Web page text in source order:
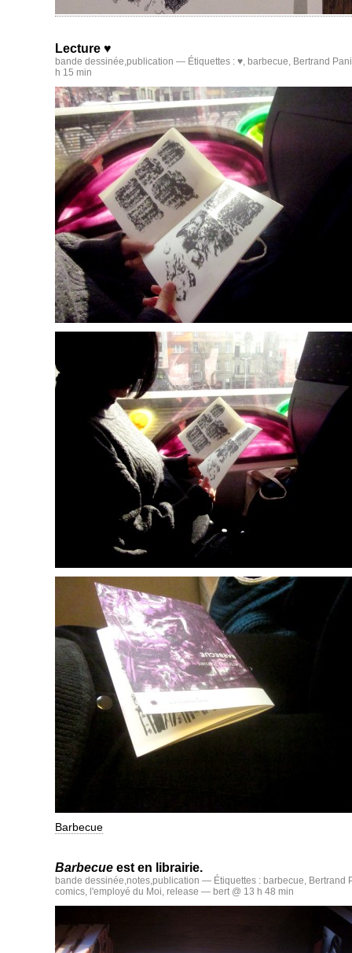
Lecture ♥
bande dessinée,publication — Étiquettes : ♥, barbecue, Bertrand
h 15 min
Barbecue
Barbecue est en librairie.
bande dessinée,notes,publication — Étiquettes : barbecue, Bertrand
comics, l'employé du Moi, release — bert @ 13 h 48 min